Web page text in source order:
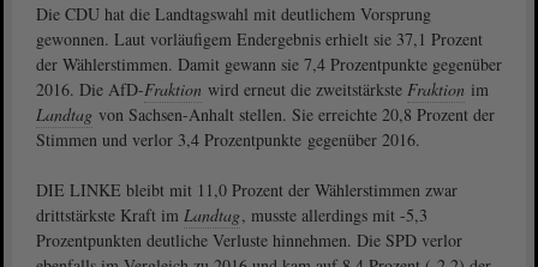
Die CDU hat die Landtagswahl mit deutlichem Vorsprung
gewonnen. Laut vorläufigem Endergebnis erhielt sie 37,1 Prozent
der Wählerstimmen. Damit gewann sie 7,4 Prozentpunkte gegenüber
2016. Die AfD-Fraktion wird erneut die zweitstärkste Fraktion im
Landtag von Sachsen-Anhalt stellen. Sie erreichte 20,8 Prozent der
Stimmen und verlor 3,4 Prozentpunkte gegenüber 2016.
DIE LINKE bleibt mit 11,0 Prozent der Wählerstimmen zwar
drittstärkste Kraft im Landtag, musste allerdings mit -5,3
Prozentpunkten deutliche Verluste hinnehmen. Die SPD verlor